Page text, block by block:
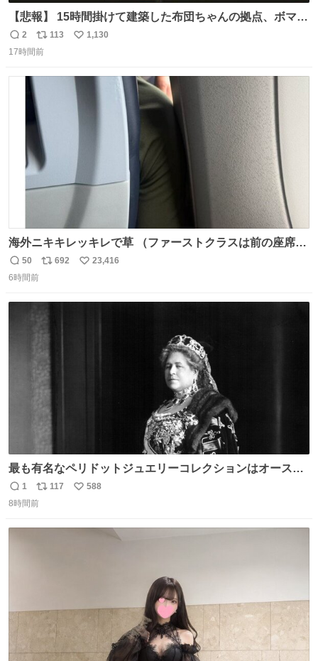
【悲報】 15時間掛けて建築した布団ちゃんの拠点、ボマー
集団の突撃により一瞬にして崩壊
返
信
2
リ
ポ
数
113
い
数
1,130
17時間前
海外ニキキレッキレで草 （ファーストクラスは前の座席で
あるため）
返
信
50
リ
ト
692
い
23,416
6時間前
最も有名なペリドットジュエリーコレクションはオースト
リア大公妃イザベラが所有していたもの。一時期キッチン
ペーパーに包んで保管されていたことに衝撃💥を受けた。
返
信
1
リ
ポ
117
い
588
8時間前